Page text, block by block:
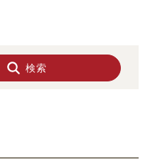
検索